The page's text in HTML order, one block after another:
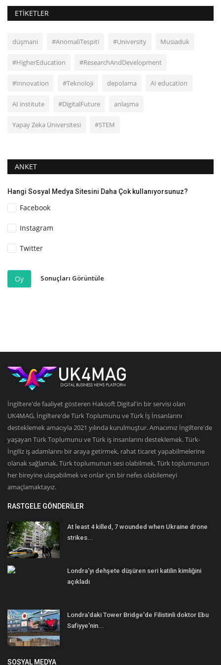
ETIKETLER
düşmani #AnomaliTespiti #University Musiaduk
#HigherEducation #ResearchAndDevelopment
#Innovation #Teknoloji depolama AI education
AI institute #DigitalFuture anlaşma
Yapay Zeka Üniversitesi #STEM
ANKET
Hangi Sosyal Medya Sitesini Daha Çok kullanıyorsunuz?
Facebook
Instagram
Twitter
Oy Sonuçları Görüntüle
İngiltere'de faaliyet gösteren Haksoft Digital'in bir servisi olan
UK4MAG, İngiltere'de Türk Toplumunu ve Türk İş İnsanlarını
desteklemek amacıyla 2021 yılında kurulmuştur. Amacımız İngiltere'de
yaşayan Türk Toplumunu ve Türk iş insanlarını desteklemek. Türk-
İngiliz iş adamlarını bir araya getirmek, rahat ticaret yapabilmelerine
olanak sağlamak, Türk toplumunun sesi olabilmek, Türk toplumunun
her bireyine ulaşabilmek ve onlar için bir nefes olabilemeyi
amaçlamaktayız.
RASTGELE GÖNDERILER
At least 4 killed, 7 wounded when Ukraine drone
strikes...
Londra'yı dehşete düşüren seri katilin kimliğini
açıkladı
Londra'daki Tower Bridge'de Filistinli doktor Ebu
Safiyye'nin...
SOSYAL MEDYA